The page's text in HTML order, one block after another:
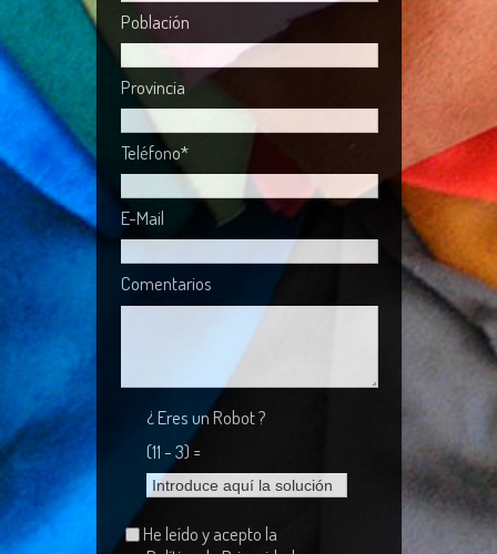
Población
Provincia
Teléfono*
E-Mail
Comentarios
¿ Eres un Robot ?
(11 - 3) =
He leído y acepto la